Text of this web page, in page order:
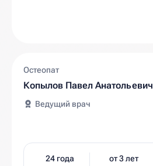
Остеопат
Копылов Павел Анатольевич
Ведущий врач
24 года от 3 лет